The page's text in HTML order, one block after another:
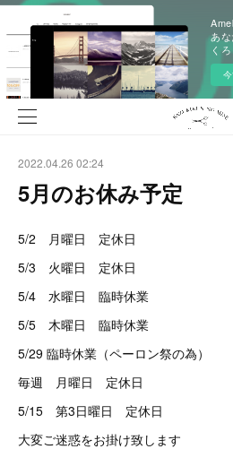
あ
くろ
2022.04.26 02:24
5月のお休み予定
5/2 月曜日 定休日
5/3 火曜日 定休日
5/4 水曜日 臨時休業
5/5 木曜日 臨時休業
5/29 臨時休業（ペーロン祭の為）
毎週 月曜日 定休日
5/15 第3日曜日 定休日
大変ご迷惑をお掛け致します